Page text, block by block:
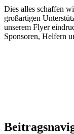
Dies alles schaffen
großartigen
unserem Flyer
Sponsoren, Helfern